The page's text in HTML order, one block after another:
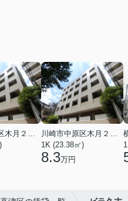
川崎市中原区木月２丁目
川崎市中原区木月２丁目
1K (23.38㎡)
8.3万円